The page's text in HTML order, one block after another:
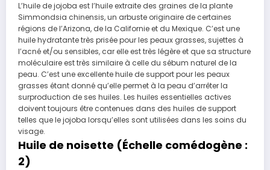
L’huile de jojoba est l’huile extraite des graines de la plante
Simmondsia chinensis, un arbuste originaire de certaines
régions de l’Arizona, de la Californie et du Mexique. C’est une
huile hydratante très prisée pour les peaux grasses, sujettes à
l’acné et/ou sensibles, car elle est très légère et que sa structure
moléculaire est très similaire à celle du sébum naturel de la
peau. C’est une excellente huile de support pour les peaux
grasses étant donné qu’elle permet à la peau d’arrêter la
surproduction de ses huiles. Les huiles essentielles actives
doivent toujours être contenues dans des huiles de support
telles que le jojoba lorsqu’elles sont utilisées dans les soins du
visage.
Huile de noisette (Échelle comédogène :
2)